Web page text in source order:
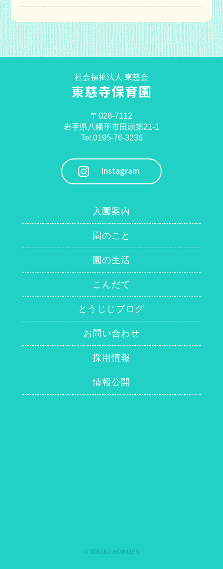
社会福祉法人 東慈会
東慈寺保育園
〒028-7112
岩手県八幡平市田頭第21-1
Tel.0195-76-3236
Instagram
入園案内
園のこと
園の生活
こんだて
とうじじブログ
お問い合わせ
採用情報
情報公開
© TOUJIJI HOIKUEN